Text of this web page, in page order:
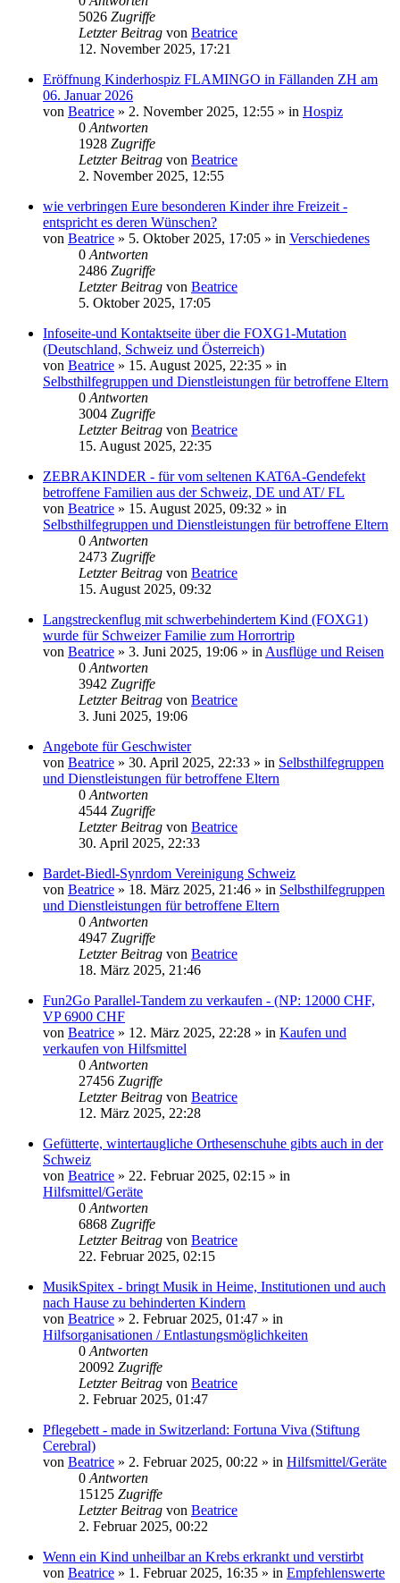
5026 Zugriffe
Letzter Beitrag von Beatrice
12. November 2025, 17:21
Eröffnung Kinderhospiz FLAMINGO in Fällanden ZH am
06. Januar 2026
von Beatrice » 2. November 2025, 12:55 » in Hospiz
0 Antworten
1928 Zugriffe
Letzter Beitrag von Beatrice
2. November 2025, 12:55
wie verbringen Eure besonderen Kinder ihre Freizeit -
entspricht es deren Wünschen?
von Beatrice » 5. Oktober 2025, 17:05 » in Verschiedenes
0 Antworten
2486 Zugriffe
Letzter Beitrag von Beatrice
5. Oktober 2025, 17:05
Infoseite-und Kontaktseite über die FOXG1-Mutation
(Deutschland, Schweiz und Österreich)
von Beatrice » 15. August 2025, 22:35 » in
Selbsthilfegruppen und Dienstleistungen für betroffene Eltern
0 Antworten
3004 Zugriffe
Letzter Beitrag von Beatrice
15. August 2025, 22:35
ZEBRAKINDER - für vom seltenen KAT6A-Gendefekt
betroffene Familien aus der Schweiz, DE und AT/ FL
von Beatrice » 15. August 2025, 09:32 » in
Selbsthilfegruppen und Dienstleistungen für betroffene Eltern
0 Antworten
2473 Zugriffe
Letzter Beitrag von Beatrice
15. August 2025, 09:32
Langstreckenflug mit schwerbehindertem Kind (FOXG1)
wurde für Schweizer Familie zum Horrortrip
von Beatrice » 3. Juni 2025, 19:06 » in Ausflüge und Reisen
0 Antworten
3942 Zugriffe
Letzter Beitrag von Beatrice
3. Juni 2025, 19:06
Angebote für Geschwister
von Beatrice » 30. April 2025, 22:33 » in Selbsthilfegruppen
und Dienstleistungen für betroffene Eltern
0 Antworten
4544 Zugriffe
Letzter Beitrag von Beatrice
30. April 2025, 22:33
Bardet-Biedl-Synrdom Vereinigung Schweiz
von Beatrice » 18. März 2025, 21:46 » in Selbsthilfegruppen
und Dienstleistungen für betroffene Eltern
0 Antworten
4947 Zugriffe
Letzter Beitrag von Beatrice
18. März 2025, 21:46
Fun2Go Parallel-Tandem zu verkaufen - (NP: 12000 CHF,
VP 6900 CHF
von Beatrice » 12. März 2025, 22:28 » in Kaufen und
verkaufen von Hilfsmittel
0 Antworten
27456 Zugriffe
Letzter Beitrag von Beatrice
12. März 2025, 22:28
Gefütterte, wintertaugliche Orthesenschuhe gibts auch in der
Schweiz
von Beatrice » 22. Februar 2025, 02:15 » in
Hilfsmittel/Geräte
0 Antworten
6868 Zugriffe
Letzter Beitrag von Beatrice
22. Februar 2025, 02:15
MusikSpitex - bringt Musik in Heime, Institutionen und auch
nach Hause zu behinderten Kindern
von Beatrice » 2. Februar 2025, 01:47 » in
Hilfsorganisationen / Entlastungsmöglichkeiten
0 Antworten
20092 Zugriffe
Letzter Beitrag von Beatrice
2. Februar 2025, 01:47
Pflegebett - made in Switzerland: Fortuna Viva (Stiftung
Cerebral)
von Beatrice » 2. Februar 2025, 00:22 » in Hilfsmittel/Geräte
0 Antworten
15125 Zugriffe
Letzter Beitrag von Beatrice
2. Februar 2025, 00:22
Wenn ein Kind unheilbar an Krebs erkrankt und verstirbt
von Beatrice » 1. Februar 2025, 16:35 » in Empfehlenswerte